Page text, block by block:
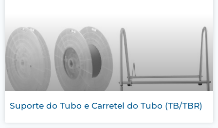
Suporte do Tubo e Carretel do Tubo (TB/TBR)